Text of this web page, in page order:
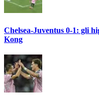
Chelsea-Juventus 0-1: gli
Kong